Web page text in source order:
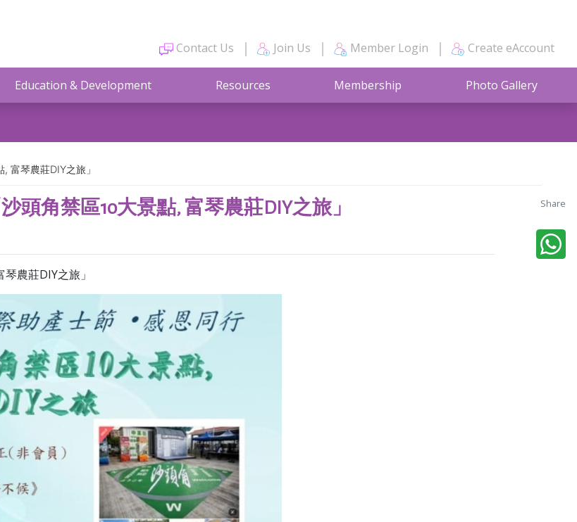
Contact Us Join Us Member Login Create eAccount
Education & Development Resources Membership Photo Gallery
富琴農莊DIY之旅」
Share
頭角禁區10大景點, 富琴農莊DIY之旅」
農莊DIY之旅」